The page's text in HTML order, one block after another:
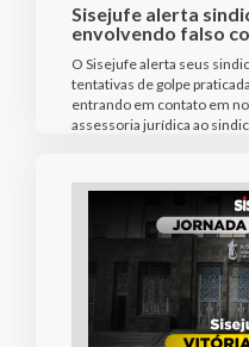
Sisejufe alerta
envolvendo falso
O Sisejufe alerta seus
tentativas de golpe
entrando em contato em
assessoria jurídica ao